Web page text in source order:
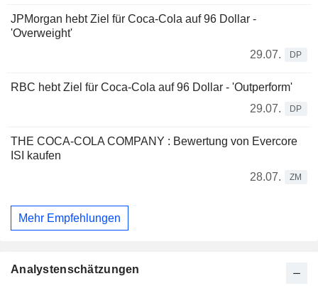
JPMorgan hebt Ziel für Coca-Cola auf 96 Dollar -
'Overweight'
29.07.
DP
RBC hebt Ziel für Coca-Cola auf 96 Dollar - 'Outperform'
29.07.
DP
THE COCA-COLA COMPANY : Bewertung von Evercore
ISI kaufen
28.07.
ZM
Mehr Empfehlungen
Analystenschätzungen